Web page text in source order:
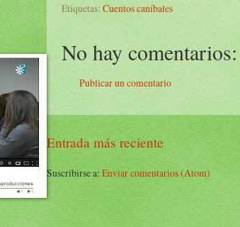
Etiquetas: Cuentos caníbales
No hay comentarios:
Publicar un comentario
Entrada más reciente
Suscribirse a:Enviar comentarios (Atom)